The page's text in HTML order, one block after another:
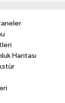
Haritası